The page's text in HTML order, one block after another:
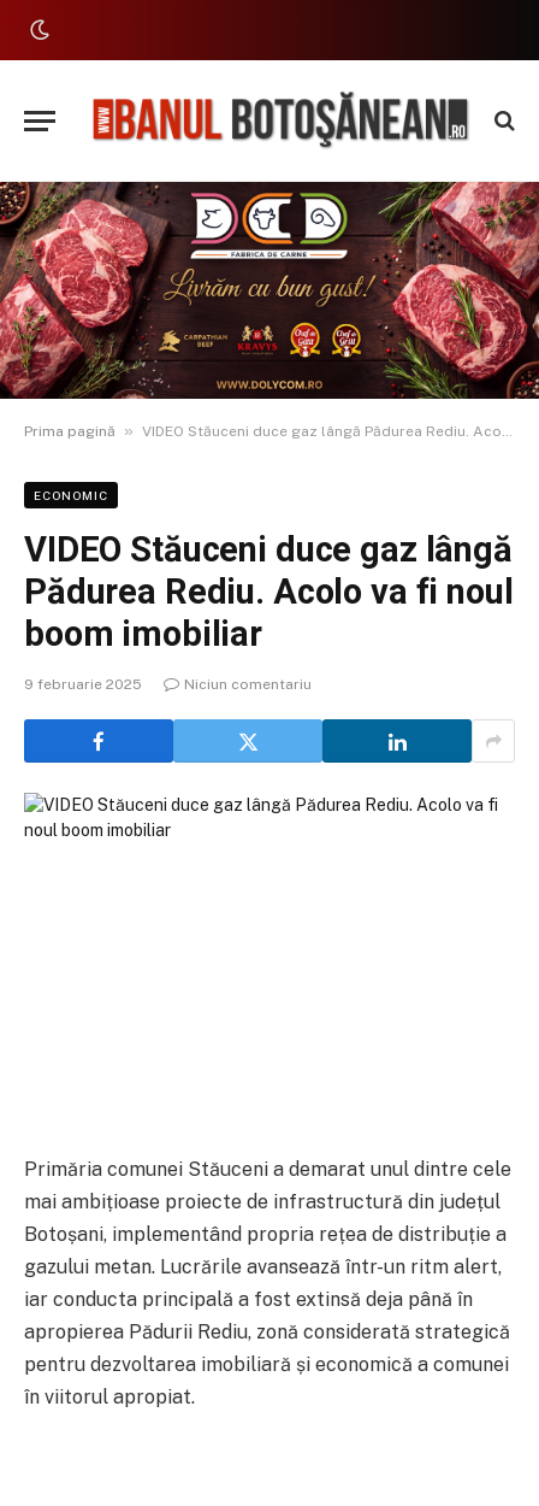
Prima pagină » VIDEO Stăuceni duce gaz lângă Pădurea Rediu. Acolo va fi noul boom imobiliar
ECONOMIC
VIDEO Stăuceni duce gaz lângă
Pădurea Rediu. Acolo va fi noul
boom imobiliar
9 februarie 2025 Niciun comentariu
Primăria comunei Stăuceni a demarat unul dintre cele
mai ambițioase proiecte de infrastructură din județul
Botoșani, implementând propria rețea de distribuție a
gazului metan. Lucrările avansează într-un ritm alert,
iar conducta principală a fost extinsă deja până în
apropierea Pădurii Rediu, zonă considerată strategică
pentru dezvoltarea imobiliară și economică a comunei
în viitorul apropiat.